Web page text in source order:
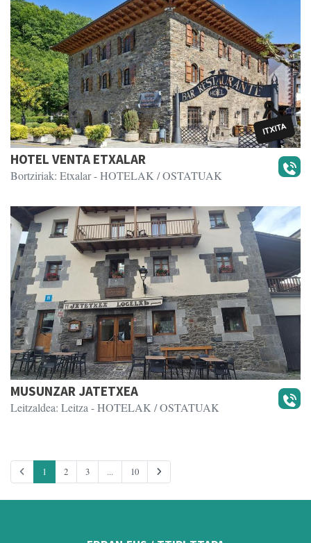
HOTEL VENTA ETXALAR
Bortziriak: Etxalar- HOTELAK / OSTATUAK
MUSUNZAR JATETXEA
Leitzaldea: Leitza - HOTELAK / OSTATUAK
1 2 3 ... 10